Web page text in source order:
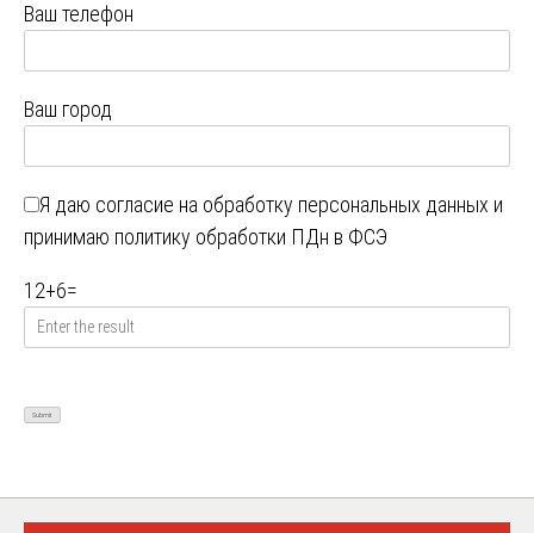
Ваш телефон
Ваш город
Я даю согласие на обработку персональных данных и
принимаю политику обработки ПДн в ФСЭ
12+6=